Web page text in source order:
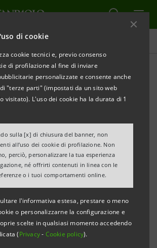
di cookie
cookie tecnici e, previo consenso
di profilazione al fine di inviare
personalizzate e consente anche
"terze parti" (impostati da un sito web
visitato). L'uso dei cookie ha la durata di 1
sulla [x] di chiusura del banner, non
all’uso dei cookie di profilazione. Non
perciò, personalizzare la tua esperienza
né offrirti contenuti in linea con le
o i tuoi comportamenti online.
l'informativa estesa, prestare o meno
o personalizzarne la configurazione e
scelte in qualsiasi momento accedendo
(Privacy- Cookie policy).
Publifoto in
Bologna